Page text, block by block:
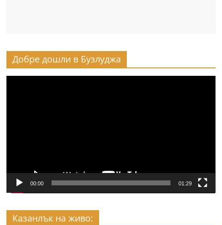
Добре дошли в Бузлуджа
00:00 01:29
Казанлък на живо: